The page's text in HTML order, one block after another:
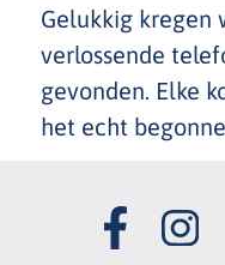
Gelukkig kregen
verlossende
gevonden. Elke
het echt